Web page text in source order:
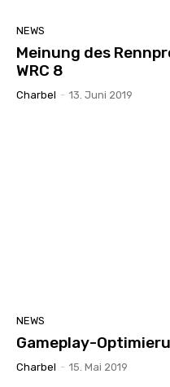
NEWS
Meinung des
WRC 8
Charbel - 13. Juni 2019
NEWS
Gameplay-
Charbel - 15. Mai 2019